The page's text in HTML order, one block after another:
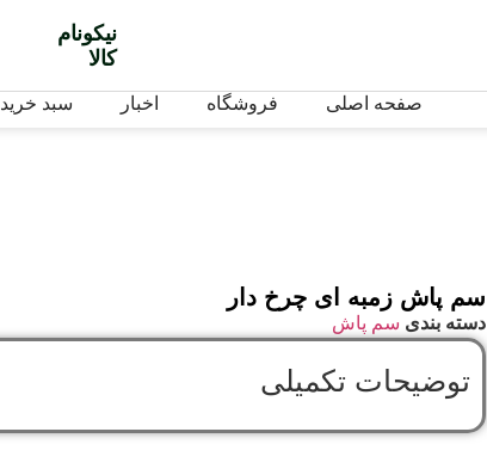
نیکونام
کالا
صفحه اصلی فروشگاه اخبار سبد خرید
سم پاش زمبه ای چرخ دار
دسته بندی سم پاش
توضیحات تکمیلی